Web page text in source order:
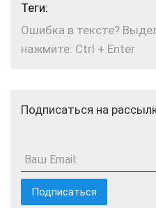
Теги:
Ошибка в тексте?
нажмите: Ctrl + Enter
Подписаться на
Ваш Email: